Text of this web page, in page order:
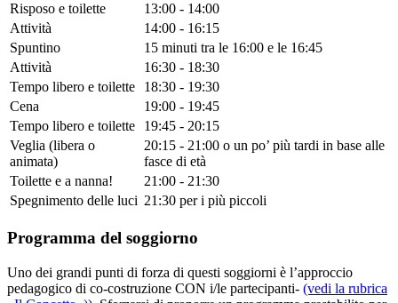
Risposo e toilette
13:00 - 14:00
Attività
14:00 - 16:15
Spuntino
15 minuti tra le 16:00 e le 16:45
Attività
16:30 - 18:30
Tempo libero e toilette
18:30 - 19:30
Cena
19:00 - 19:45
Tempo libero e toilette
19:45 - 20:15
Veglia (libera o
animata)
20:15 - 21:00 o un po’ più tardi in base alle
fasce di età
Toilette e a nanna!
21:00 - 21:30
Spegnimento delle luci 21:30 per i più piccoli
Programma del soggiorno
Uno dei grandi punti di forza di questi soggiorni è l’approccio
pedagogico di co-costruzione CON i/le partecipanti- (vedi la rubrica